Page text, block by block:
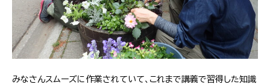
みなさんスムーズに作業されていて、これまで講義で習得した知識